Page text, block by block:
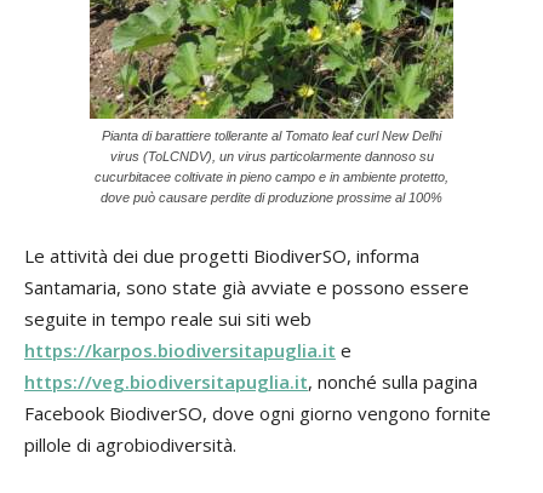
Pianta di barattiere tollerante al Tomato leaf curl New Delhi
virus (ToLCNDV), un virus particolarmente dannoso su
cucurbitacee coltivate in pieno campo e in ambiente protetto,
dove può causare perdite di produzione prossime al 100%
Le attività dei due progetti BiodiverSO, informa
Santamaria, sono state già avviate e possono essere
seguite in tempo reale sui siti web
https://karpos.biodiversitapuglia.it e
https://veg.biodiversitapuglia.it, nonché sulla pagina
Facebook BiodiverSO, dove ogni giorno vengono fornite
pillole di agrobiodiversità.